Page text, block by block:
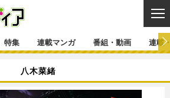
アニメ
特集 連載マンガ 番組・動画 連載
八木菜緒